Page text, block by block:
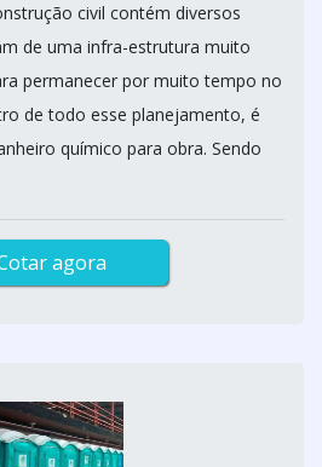
civil contém diversos
de uma infra-estrutura muito
permanecer por muito tempo no
de todo esse planejamento, é
químico para obra. Sendo
agora